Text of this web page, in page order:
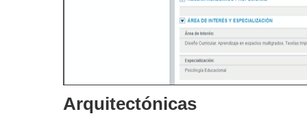
Arquitectónicas